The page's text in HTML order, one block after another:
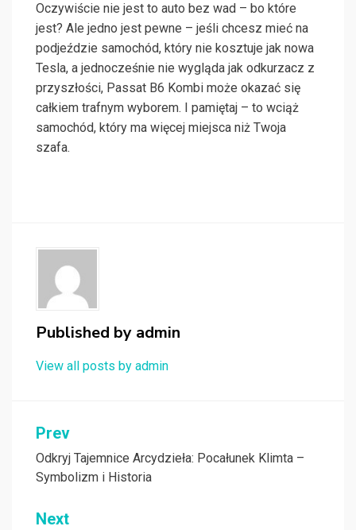
Oczywiście nie jest to auto bez wad – bo które
jest? Ale jedno jest pewne – jeśli chcesz mieć na
podjeździe samochód, który nie kosztuje jak nowa
Tesla, a jednocześnie nie wygląda jak odkurzacz z
przyszłości, Passat B6 Kombi może okazać się
całkiem trafnym wyborem. I pamiętaj – to wciąż
samochód, który ma więcej miejsca niż Twoja
szafa.
Published by admin
View all posts by admin
Nawigacja
wpisu
Prev
Odkryj Tajemnice Arcydzieła: Pocałunek Klimta –
Symbolizm i Historia
Next